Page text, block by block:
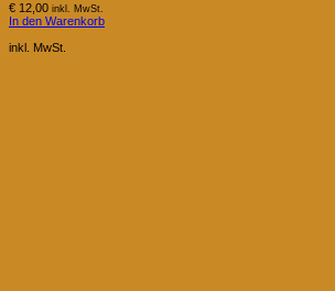
€ 12,00 inkl. MwSt.
In den Warenkorb
inkl. MwSt.